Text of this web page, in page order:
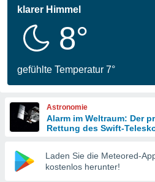
wurde
dass
sind.
diese
klarer Himmel
8°
gefühlte Temperatur 7°
Astronomie
Alarm im Weltraum: Der
Rettung des Swift-
Laden Sie die Meteored-
kostenlos herunter!